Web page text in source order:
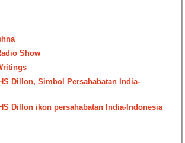
Show
Dillon, Simbol Persahabatan India-
Dillon ikon persahabatan India-Indonesia